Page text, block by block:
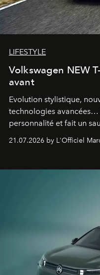
LIFESTYLE
Volkswagen NEW
avant
Evolution stylistique,
technologies avancées…
personnalité et fait un
constructeur allemand a
fétiche pour le rendre
21.07.2026 by L'Officiel